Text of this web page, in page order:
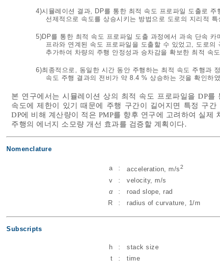
4)시뮬레이션 결과, DP를 통한 최적 속도 프로파일 도출로
선제적으로 속도를 상승시키는 방법으로 도로의 지리적
5)DP를 통한 최적 속도 프로파일 도출 과정에서 과속 단속
프라와 연계된 속도 프로파일을 도출할 수 있었고, 도로
추가하여 차량의 주행 안정성과 승차감을 확보한 최적 속
6)최종적으로, 동일한 시간 동안 주행하는 최적 속도 주행과
속도 주행 결과의 전비가 약 8.4 % 상승하는 것을 확인하
본 연구에서는 시뮬레이션 상의 최적 속도 프로파일을 DP
속도에 제한이 있기 때문에 주행 구간이 길어지면 특정 구
DP에 비해 계산량이 적은 PMP를 향후 연구에 고려하여 실
주행의 에너지 소모량 개선 효과를 검증할 계획이다.
Nomenclature
a : acceleration, m/s2
v :
velocity, m/s
α
:
road slope, rad
R
: radius of curvature, 1/m
Subscripts
h :
stack size
t
:
time